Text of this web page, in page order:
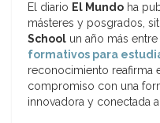
El diario El Mundo ha
másteres y posgrados,
School un año más
formativos para
reconocimiento reafirma
compromiso con una
innovadora y conectada